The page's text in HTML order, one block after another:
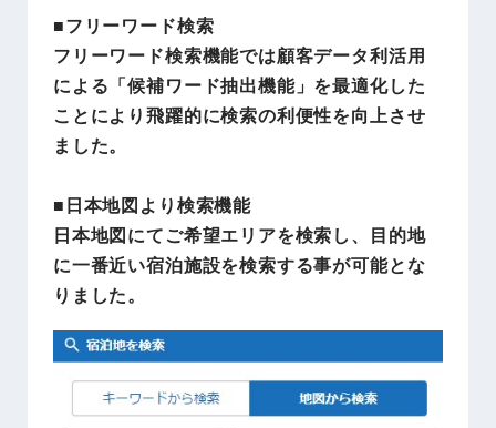
■フリーワード検索
フリーワード検索機能では顧客データ利活用
による「候補ワード抽出機能」を最適化した
ことにより飛躍的に検索の利便性を向上させ
ました。
■日本地図より検索機能
日本地図にてご希望エリアを検索し、目的地
に一番近い宿泊施設を検索する事が可能とな
りました。